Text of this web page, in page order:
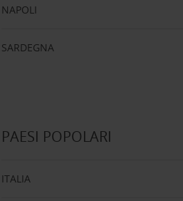
NAPOLI
SARDEGNA
PAESI POPOLARI
ITALIA